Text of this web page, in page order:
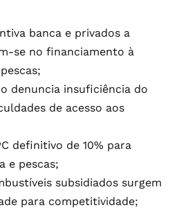
banca e privados a
se no financiamento à
denuncia insuficiência do
de acesso aos
definitivo de 10% para
e pescas;
subsidiados surgem
para competitividade;